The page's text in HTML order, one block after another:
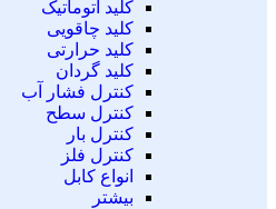
کلید اتوماتیک
کلید چاقویی
کلید حرارتی
کلید گردان
کنترل فشار آب
کنترل سطح
کنترل بار
کنترل فلز
انواع کابل
بیشتر